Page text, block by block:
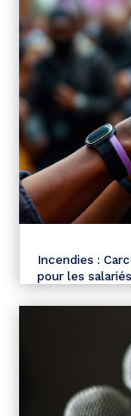
Incendies :
pour les